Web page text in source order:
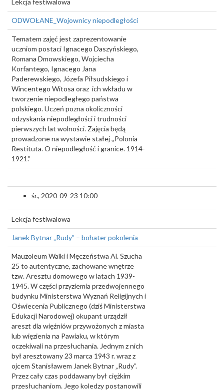
Lekcja festiwalowa
ODWOŁANE_Wojownicy niepodległości
Tematem zajęć jest zaprezentowanie
uczniom postaci Ignacego Daszyńskiego,
Romana Dmowskiego, Wojciecha
Korfantego, Ignacego Jana
Paderewskiego, Józefa Piłsudskiego i
Wincentego Witosa oraz ich wkładu w
tworzenie niepodległego państwa
polskiego. Uczeń pozna okoliczności
odzyskania niepodległości i trudności
pierwszych lat wolności. Zajęcia będą
prowadzone na wystawie stałej ,,Polonia
Restituta. O niepodległość i granice. 1914-
1921.”
śr., 2020-09-23 10:00
Lekcja festiwalowa
Janek Bytnar „Rudy” – bohater pokolenia
Mauzoleum Walki i Męczeństwa Al. Szucha
25 to autentyczne, zachowane wnętrze
tzw. Aresztu domowego w latach 1939-
1945. W części przyziemia przedwojennego
budynku Ministerstwa Wyznań Religijnych i
Oświecenia Publicznego (dziś Ministerstwa
Edukacji Narodowej) okupant urządził
areszt dla więźniów przywożonych z miasta
lub więzienia na Pawiaku, w którym
oczekiwali na przesłuchania. Jednym z nich
był aresztowany 23 marca 1943 r. wraz z
ojcem Stanisławem Janek Bytnar „Rudy”.
Przez cały czas poddawany był ciężkim
przesłuchaniom. Jego koledzy postanowili